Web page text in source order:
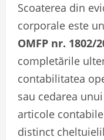
Scoaterea din
corporale este
OMFP nr. 1802/
completările
contabilitatea
sau cedarea
articole
distinct